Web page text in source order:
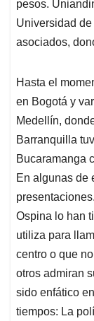
pesos.
Universidad
asociados,
Hasta el
en Bogotá y
Medellín,
Barranquilla
Bucaramanga
En algunas de
Ospina lo han
utiliza para
centro o que
otros admiran
sido enfático
tiempos: La